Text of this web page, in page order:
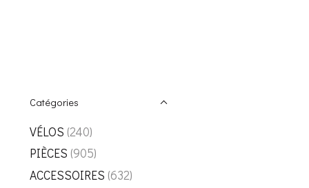
Catégories
VÉLOS (240)
PIÈCES (905)
ACCESSOIRES (632)